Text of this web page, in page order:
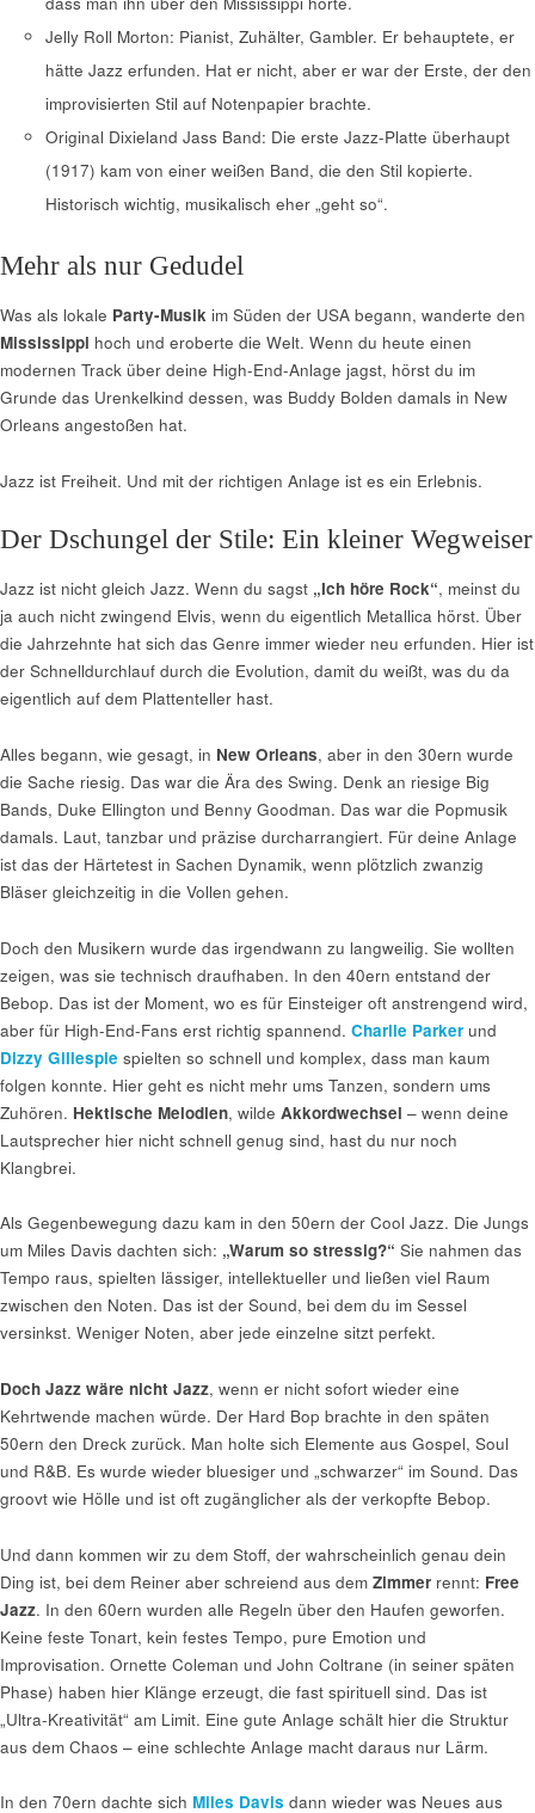
Jelly Roll Morton: Pianist, Zuhälter, Gambler. Er behauptete, er
hätte Jazz erfunden. Hat er nicht, aber er war der Erste, der den
improvisierten Stil auf Notenpapier brachte.
Original Dixieland Jass Band: Die erste Jazz-Platte überhaupt
(1917) kam von einer weißen Band, die den Stil kopierte.
Historisch wichtig, musikalisch eher „geht so“.
Mehr als nur Gedudel
Was als lokale Party-Musik im Süden der USA begann, wanderte den
Mississippi hoch und eroberte die Welt. Wenn du heute einen
modernen Track über deine High-End-Anlage jagst, hörst du im
Grunde das Urenkelkind dessen, was Buddy Bolden damals in New
Orleans angestoßen hat.
Jazz ist Freiheit. Und mit der richtigen Anlage ist es ein Erlebnis.
Der Dschungel der Stile: Ein kleiner Wegweiser
Jazz ist nicht gleich Jazz. Wenn du sagst „Ich höre Rock“, meinst du
ja auch nicht zwingend Elvis, wenn du eigentlich Metallica hörst. Über
die Jahrzehnte hat sich das Genre immer wieder neu erfunden. Hier ist
der Schnelldurchlauf durch die Evolution, damit du weißt, was du da
eigentlich auf dem Plattenteller hast.
Alles begann, wie gesagt, in New Orleans, aber in den 30ern wurde
die Sache riesig. Das war die Ära des Swing. Denk an riesige Big
Bands, Duke Ellington und Benny Goodman. Das war die Popmusik
damals. Laut, tanzbar und präzise durcharrangiert. Für deine Anlage
ist das der Härtetest in Sachen Dynamik, wenn plötzlich zwanzig
Bläser gleichzeitig in die Vollen gehen.
Doch den Musikern wurde das irgendwann zu langweilig. Sie wollten
zeigen, was sie technisch draufhaben. In den 40ern entstand der
Bebop. Das ist der Moment, wo es für Einsteiger oft anstrengend wird,
aber für High-End-Fans erst richtig spannend. Charlie Parker und
Dizzy Gillespie spielten so schnell und komplex, dass man kaum
folgen konnte. Hier geht es nicht mehr ums Tanzen, sondern ums
Zuhören. Hektische Melodien, wilde Akkordwechsel – wenn deine
Lautsprecher hier nicht schnell genug sind, hast du nur noch
Klangbrei.
Als Gegenbewegung dazu kam in den 50ern der Cool Jazz. Die Jungs
um Miles Davis dachten sich: „Warum so stressig?“ Sie nahmen das
Tempo raus, spielten lässiger, intellektueller und ließen viel Raum
zwischen den Noten. Das ist der Sound, bei dem du im Sessel
versinkst. Weniger Noten, aber jede einzelne sitzt perfekt.
Doch Jazz wäre nicht Jazz, wenn er nicht sofort wieder eine
Kehrtwende machen würde. Der Hard Bop brachte in den späten
50ern den Dreck zurück. Man holte sich Elemente aus Gospel, Soul
und R&B. Es wurde wieder bluesiger und „schwarzer“ im Sound. Das
groovt wie Hölle und ist oft zugänglicher als der verkopfte Bebop.
Und dann kommen wir zu dem Stoff, der wahrscheinlich genau dein
Ding ist, bei dem Reiner aber schreiend aus dem Zimmer rennt: Free
Jazz. In den 60ern wurden alle Regeln über den Haufen geworfen.
Keine feste Tonart, kein festes Tempo, pure Emotion und
Improvisation. Ornette Coleman und John Coltrane (in seiner späten
Phase) haben hier Klänge erzeugt, die fast spirituell sind. Das ist
„Ultra-Kreativität“ am Limit. Eine gute Anlage schält hier die Struktur
aus dem Chaos – eine schlechte Anlage macht daraus nur Lärm.
In den 70ern dachte sich Miles Davis dann wieder was Neues aus